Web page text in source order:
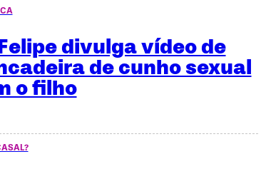
divulga vídeo de
de cunho sexual
o filho